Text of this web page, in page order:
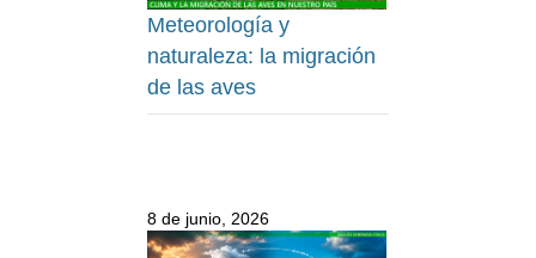
Meteorología y
naturaleza: la migración
de las aves
8 de junio, 2026